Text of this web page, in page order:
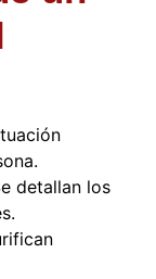
detallan los